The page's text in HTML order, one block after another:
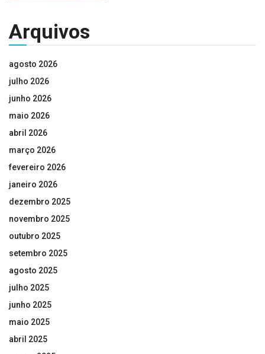
Arquivos
agosto 2026
julho 2026
junho 2026
maio 2026
abril 2026
março 2026
fevereiro 2026
janeiro 2026
dezembro 2025
novembro 2025
outubro 2025
setembro 2025
agosto 2025
julho 2025
junho 2025
maio 2025
abril 2025